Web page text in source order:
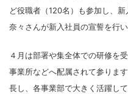
ど役職者（120名）も参加し、
奈々さんが新入社員の宣誓を行い
４月は部署や集全体での研修を
事業所などへ配属されて参ります
長し、各事業部で大きく活躍し